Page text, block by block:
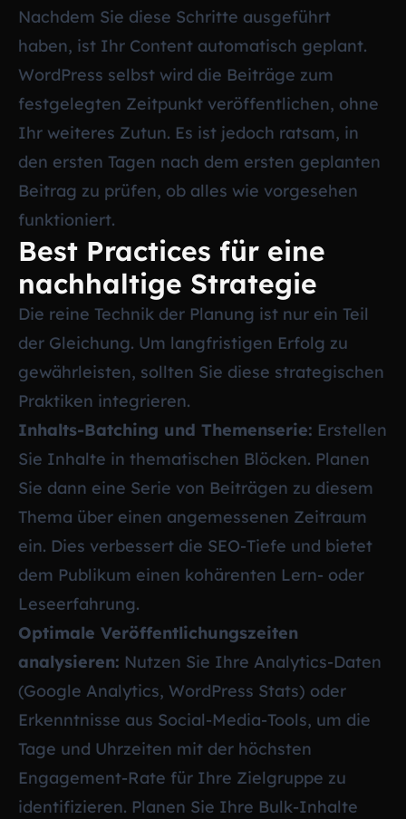
Nachdem Sie diese Schritte ausgeführt
haben, ist Ihr Content automatisch geplant.
WordPress selbst wird die Beiträge zum
festgelegten Zeitpunkt veröffentlichen, ohne
Ihr weiteres Zutun. Es ist jedoch ratsam, in
den ersten Tagen nach dem ersten geplanten
Beitrag zu prüfen, ob alles wie vorgesehen
funktioniert.
Best Practices für eine
nachhaltige Strategie
Die reine Technik der Planung ist nur ein Teil
der Gleichung. Um langfristigen Erfolg zu
gewährleisten, sollten Sie diese strategischen
Praktiken integrieren.
Inhalts-Batching und Themenserie: Erstellen
Sie Inhalte in thematischen Blöcken. Planen
Sie dann eine Serie von Beiträgen zu diesem
Thema über einen angemessenen Zeitraum
ein. Dies verbessert die SEO-Tiefe und bietet
dem Publikum einen kohärenten Lern- oder
Leseerfahrung.
Optimale Veröffentlichungszeiten
analysieren: Nutzen Sie Ihre Analytics-Daten
(Google Analytics, WordPress Stats) oder
Erkenntnisse aus Social-Media-Tools, um die
Tage und Uhrzeiten mit der höchsten
Engagement-Rate für Ihre Zielgruppe zu
identifizieren. Planen Sie Ihre Bulk-Inhalte